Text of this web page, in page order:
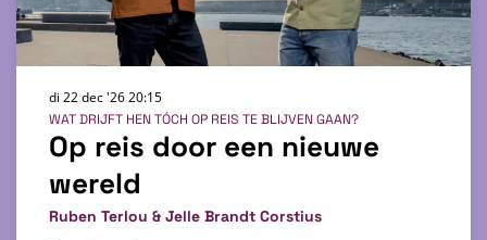
Op reis door een nieuwe
wereld
Ruben Terlou & Jelle Brandt Corstius
WAT DRIJFT HEN TÓCH OP REIS TE BLIJVEN GAAN?
di 22 dec '2620:15